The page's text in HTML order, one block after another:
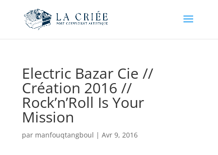
Electric Bazar Cie //
Création 2016 //
Rock’n’Roll Is Your
Mission
par manfouqtangboul | Avr 9, 2016